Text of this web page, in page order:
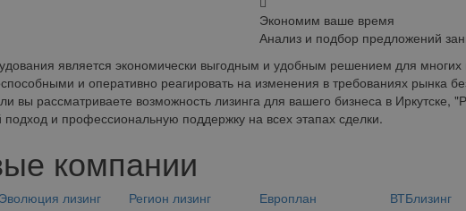
Экономим ваше время
Анализ и подбор предложений
является экономически выгодным и удобным решением для
и оперативно реагировать на изменения в требованиях рынка
вы рассматриваете возможность лизинга для вашего бизнеса в Иркутске,
и профессиональную поддержку на всех этапах сделки.
компании
Эволюция лизинг Регион лизинг Европлан ВТБлизинг